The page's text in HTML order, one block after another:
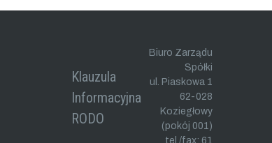
Klauzula
Informacyjna
RODO
Biuro Zarządu
Spółki
ul. Piaskowa 1
62-028
Koziegłowy
(pokój 001)
tel./fax: 61